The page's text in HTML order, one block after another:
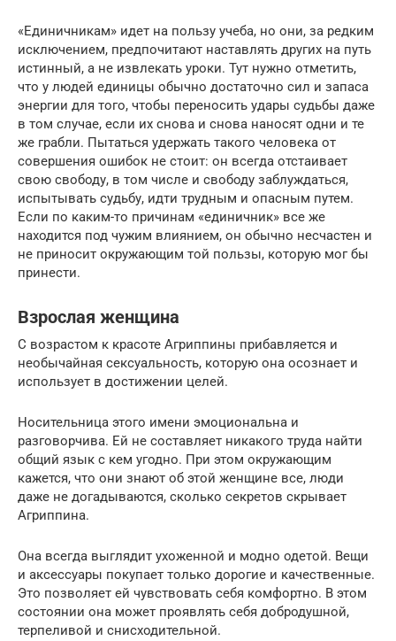
«Единичникам» идет на пользу учеба, но они, за редким
исключением, предпочитают наставлять других на путь
истинный, а не извлекать уроки. Тут нужно отметить,
что у людей единицы обычно достаточно сил и запаса
энергии для того, чтобы переносить удары судьбы даже
в том случае, если их снова и снова наносят одни и те
же грабли. Пытаться удержать такого человека от
совершения ошибок не стоит: он всегда отстаивает
свою свободу, в том числе и свободу заблуждаться,
испытывать судьбу, идти трудным и опасным путем.
Если по каким-то причинам «единичник» все же
находится под чужим влиянием, он обычно несчастен и
не приносит окружающим той пользы, которую мог бы
принести.
Взрослая женщина
С возрастом к красоте Агриппины прибавляется и
необычайная сексуальность, которую она осознает и
использует в достижении целей.
Носительница этого имени эмоциональна и
разговорчива. Ей не составляет никакого труда найти
общий язык с кем угодно. При этом окружающим
кажется, что они знают об этой женщине все, люди
даже не догадываются, сколько секретов скрывает
Агриппина.
Она всегда выглядит ухоженной и модно одетой. Вещи
и аксессуары покупает только дорогие и качественные.
Это позволяет ей чувствовать себя комфортно. В этом
состоянии она может проявлять себя добродушной,
терпеливой и снисходительной.